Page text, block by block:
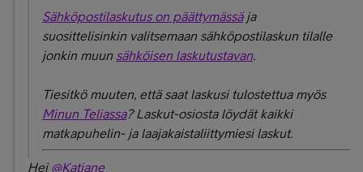
Sähköpostilaskutus on päättymässäja
suosittelisinkinvalitsemaan sähköpostilaskun tilalle
jonkin muun sähköisen laskutustavan.
Tiesitkö muuten, että saat laskusi tulostettua myös
Minun Teliassa? Laskut-osiosta löydät kaikki
matkapuhelin- ja laajakaistaliittymiesi laskut.
Hei@Katjane